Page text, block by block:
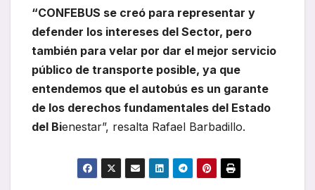
“CONFEBUS se creó para representar y
defender los intereses del Sector, pero
también para velar por dar el mejor servicio
público de transporte posible, ya que
entendemos que el autobús es un garante
de los derechos fundamentales del Estado
del Bienestar”, resalta Rafael Barbadillo.